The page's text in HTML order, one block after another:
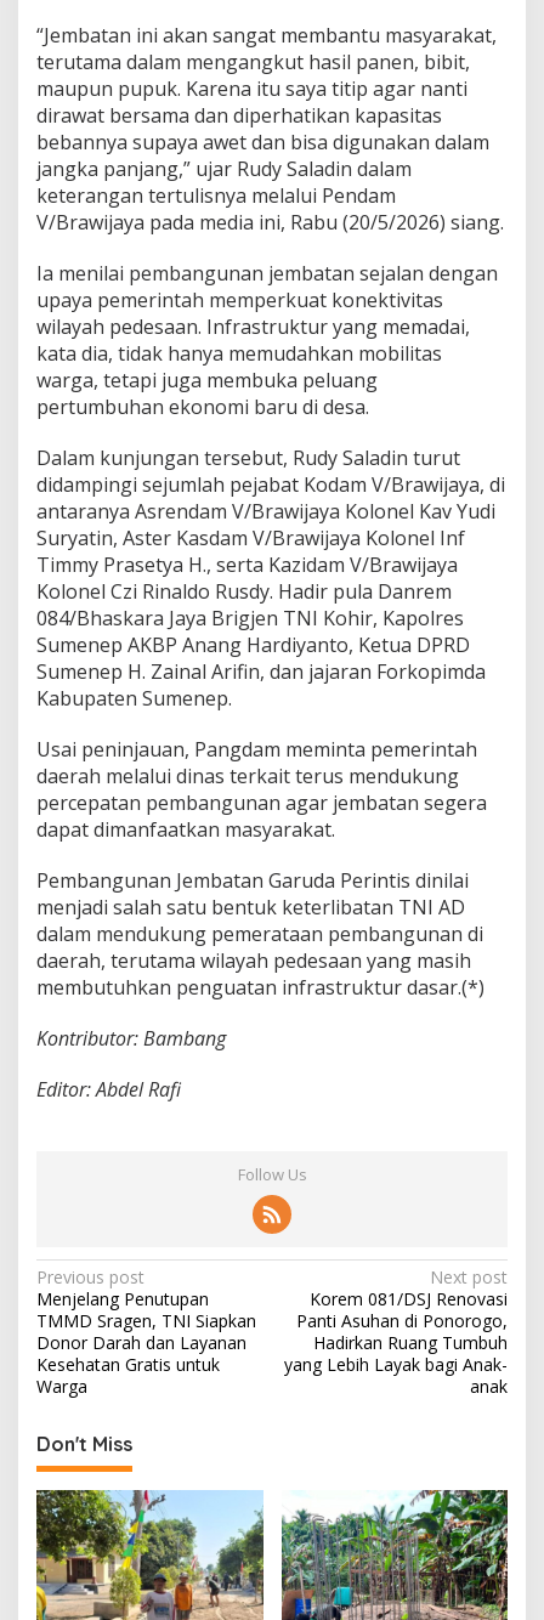
a
u
h
“Jembatan ini akan sangat membantu masyarakat,
terutama dalam mengangkut hasil panen, bibit,
maupun pupuk. Karena itu saya titip agar nanti
dirawat bersama dan diperhatikan kapasitas
bebannya supaya awet dan bisa digunakan dalam
jangka panjang,” ujar Rudy Saladin dalam
keterangan tertulisnya melalui Pendam
V/Brawijaya pada media ini, Rabu (20/5/2026) siang.
Ia menilai pembangunan jembatan sejalan dengan
upaya pemerintah memperkuat konektivitas
wilayah pedesaan. Infrastruktur yang memadai,
kata dia, tidak hanya memudahkan mobilitas
warga, tetapi juga membuka peluang
pertumbuhan ekonomi baru di desa.
Dalam kunjungan tersebut, Rudy Saladin turut
didampingi sejumlah pejabat Kodam V/Brawijaya, di
antaranya Asrendam V/Brawijaya Kolonel Kav Yudi
Suryatin, Aster Kasdam V/Brawijaya Kolonel Inf
Timmy Prasetya H., serta Kazidam V/Brawijaya
Kolonel Czi Rinaldo Rusdy. Hadir pula Danrem
084/Bhaskara Jaya Brigjen TNI Kohir, Kapolres
Sumenep AKBP Anang Hardiyanto, Ketua DPRD
Sumenep H. Zainal Arifin, dan jajaran Forkopimda
Kabupaten Sumenep.
Usai peninjauan, Pangdam meminta pemerintah
daerah melalui dinas terkait terus mendukung
percepatan pembangunan agar jembatan segera
dapat dimanfaatkan masyarakat.
Pembangunan Jembatan Garuda Perintis dinilai
menjadi salah satu bentuk keterlibatan TNI AD
dalam mendukung pemerataan pembangunan di
daerah, terutama wilayah pedesaan yang masih
membutuhkan penguatan infrastruktur dasar.(*)
Kontributor: Bambang
Editor: Abdel Rafi
Follow Us
P
o
s
t
a
v
i
g
a
Previous post
Menjelang Penutupan
TMMD Sragen, TNI Siapkan
Donor Darah dan Layanan
Kesehatan Gratis untuk
Warga
Next post
Korem 081/DSJ Renovasi
Panti Asuhan di Ponorogo,
Hadirkan Ruang Tumbuh
yang Lebih Layak bagi Anak-
anak
Don't Miss